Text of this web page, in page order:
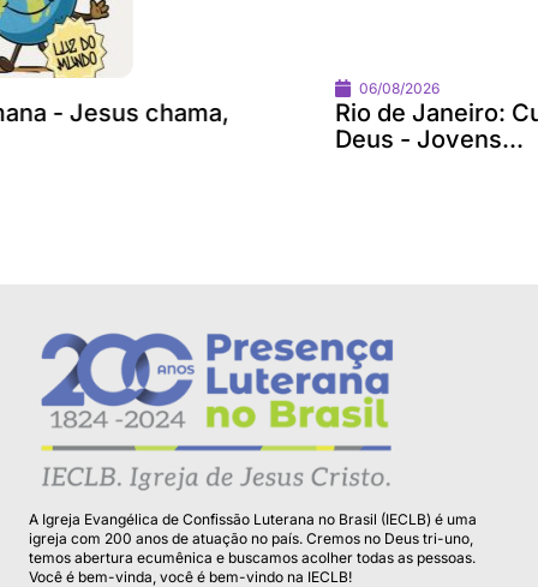
Rio de Janeiro: Cuidar da Criação de
A Igreja Evangélica de Confissão Luterana no Brasil (IECLB) é uma
igreja com 200 anos de atuação no país. Cremos no Deus tri-uno,
temos abertura ecumênica e buscamos acolher todas as pessoas.
Você é bem-vinda, você é bem-vindo na IECLB!